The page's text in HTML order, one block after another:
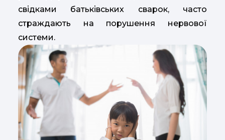
свідками батьківських сварок, часто
страждають на порушення нервової
системи.